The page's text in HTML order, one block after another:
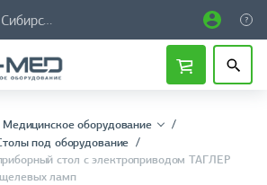
федеральный округ
Медицинское оборудование
под оборудование
стол с электроприводом ТАГЛЕР
ламп